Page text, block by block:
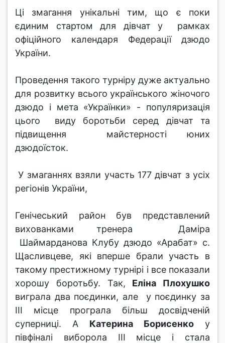
Ці змагання унікальні тим, що є поки
єдиним стартом для дівчат у рамках
офіційного календаря Федерації дзюдо
України.
Проведення такого турніру дуже актуально
для розвитку всього українського жіночого
дзюдо і мета «Українки» - популяризація
цього виду боротьби серед дівчат та
підвищення майстерності юних
дзюдоїсток.
У змаганнях взяли участь 177 дівчат з усіх
регіонів України,
Генічеський район був представлений
вихованками тренера Даміра
Шаймарданова Клубу дзюдо «Арабат» с.
Щасливцеве, які вперше брали участь в
такому престижному турнірі і все показали
хорошу боротьбу. Так, Еліна Плохушко
виграла два поєдинки, але у поєдинку за
ІІІ місце програла більш досвідченій
суперниці. А Катерина Борисенко у
півфіналі виборола ІІІ місце і стала